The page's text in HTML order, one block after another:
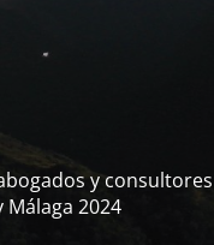
y consultores
2024